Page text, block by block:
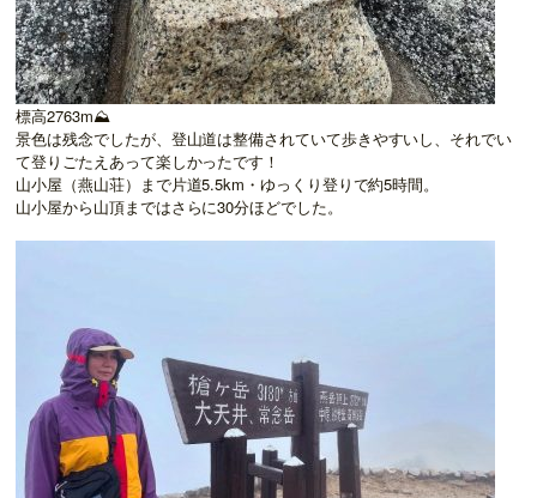
標高2763m⛰
景色は残念でしたが、登山道は整備されていて歩きやすいし、それでい
て登りごたえあって楽しかったです！
山小屋（燕山荘）まで片道5.5km・ゆっくり登りで約5時間。
山小屋から山頂まではさらに30分ほどでした。